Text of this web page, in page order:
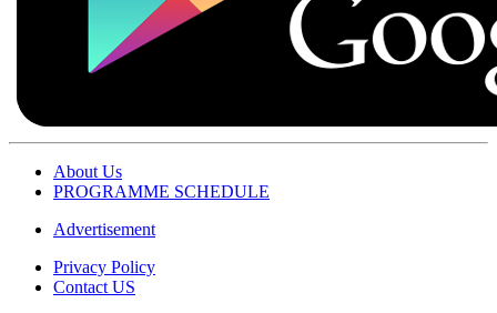
About Us
PROGRAMME SCHEDULE
Advertisement
Privacy Policy
Contact US